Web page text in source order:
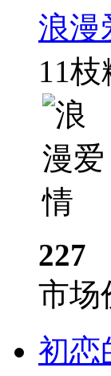
浪漫
11
227
市场
初恋